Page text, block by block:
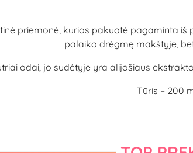
priemonė, kurios pakuotė pagaminta
palaiko drėgmę makštyje,
odai, jo sudėtyje yra alijošiaus
Tūris – 200